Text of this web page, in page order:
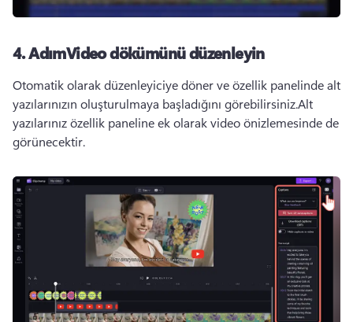
4. AdımVideo dökümünü düzenleyin
Otomatik olarak düzenleyiciye döner ve özellik panelinde alt
yazılarınızın oluşturulmaya başladığını görebilirsiniz.Alt
yazılarınız özellik paneline ek olarak video önizlemesinde de
görünecektir.